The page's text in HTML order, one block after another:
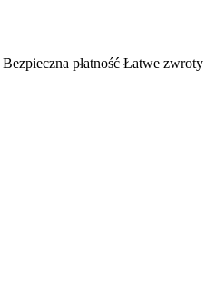
Bezpieczna płatność Łatwe zwroty